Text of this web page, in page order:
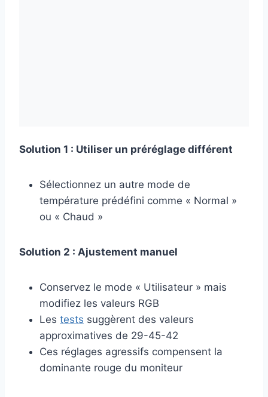
Solution 1 : Utiliser un préréglage différent
Sélectionnez un autre mode de
température prédéfini comme « Normal »
ou « Chaud »
Solution 2 : Ajustement manuel
Conservez le mode « Utilisateur » mais
modifiez les valeurs RGB
Les tests suggèrent des valeurs
approximatives de 29-45-42
Ces réglages agressifs compensent la
dominante rouge du moniteur